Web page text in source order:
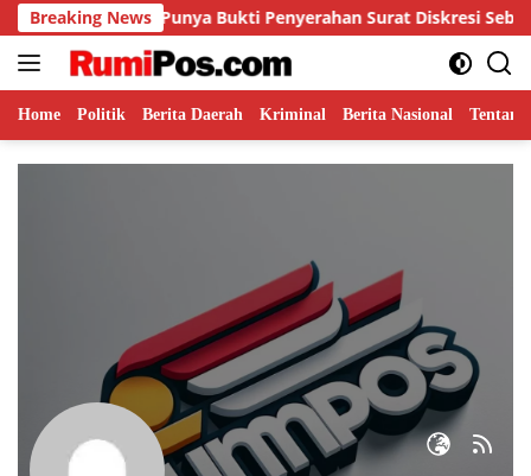
Langsung
ke
konten
Breaking News
Sebut Punya Bukti Penyerahan Surat Diskresi Sebelum
Home Politik Berita Daerah Kriminal Berita Nasional